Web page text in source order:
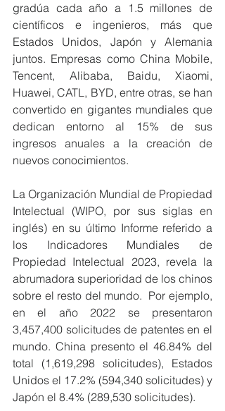
gradúa cada año a 1.5 millones de
científicos e ingenieros, más que
Estados Unidos, Japón y Alemania
juntos. Empresas como China Mobile,
Tencent, Alibaba, Baidu, Xiaomi,
Huawei, CATL, BYD, entre otras, se han
convertido en gigantes mundiales que
dedican entorno al 15% de sus
ingresos anuales a la creación de
nuevos conocimientos.
La Organización Mundial de Propiedad
Intelectual (WIPO, por sus siglas en
inglés) en su último Informe referido a
los Indicadores Mundiales de
Propiedad Intelectual 2023, revela la
abrumadora superioridad de los chinos
sobre el resto del mundo.  Por ejemplo,
en el año 2022 se presentaron
3,457,400 solicitudes de patentes en el
mundo. China presento el 46.84% del
total (1,619,298 solicitudes), Estados
Unidos el 17.2% (594,340 solicitudes) y
Japón el 8.4% (289,530 solicitudes).